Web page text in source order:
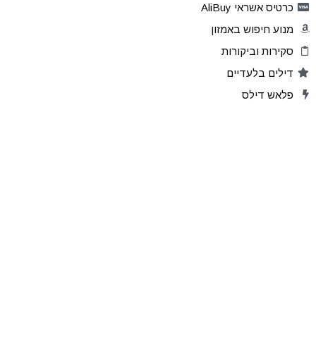
כרטיס אשראי AliBuy
מנוע חיפוש באמזון
סקירות וביקורות
דילים בלעדיים
פלאש דילס